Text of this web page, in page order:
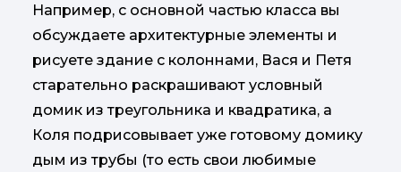
Например, с основной частью класса вы
обсуждаете архитектурные элементы и
рисуете здание с колоннами, Вася и Петя
старательно раскрашивают условный
домик из треугольника и квадратика, а
Коля подрисовывает уже готовому домику
дым из трубы (то есть свои любимые